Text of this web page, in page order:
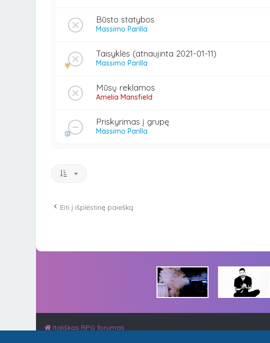
Būsto statybos
Massimo Parilla
Taisyklės (atnaujinta 2021-01-11)
Massimo Parilla
Mūsų reklamos
Amelia Mansfield
Priskyrimas į grupę
Massimo Parilla
Eiti į išplėstinę paiešką
Itališkas RPG forumas